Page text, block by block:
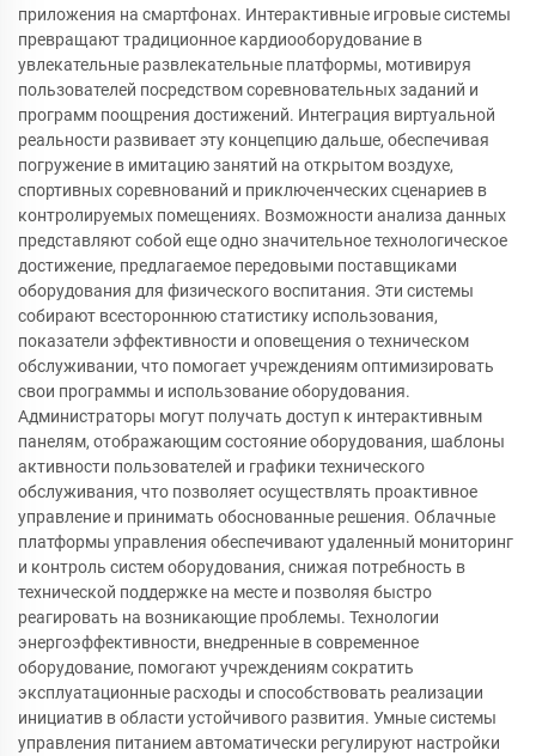
приложения на смартфонах. Интерактивные игровые системы
превращают традиционное кардиооборудование в
увлекательные развлекательные платформы, мотивируя
пользователей посредством соревновательных заданий и
программ поощрения достижений. Интеграция виртуальной
реальности развивает эту концепцию дальше, обеспечивая
погружение в имитацию занятий на открытом воздухе,
спортивных соревнований и приключенческих сценариев в
контролируемых помещениях. Возможности анализа данных
представляют собой еще одно значительное технологическое
достижение, предлагаемое передовыми поставщиками
оборудования для физического воспитания. Эти системы
собирают всестороннюю статистику использования,
показатели эффективности и оповещения о техническом
обслуживании, что помогает учреждениям оптимизировать
свои программы и использование оборудования.
Администраторы могут получать доступ к интерактивным
панелям, отображающим состояние оборудования, шаблоны
активности пользователей и графики технического
обслуживания, что позволяет осуществлять проактивное
управление и принимать обоснованные решения. Облачные
платформы управления обеспечивают удаленный мониторинг
и контроль систем оборудования, снижая потребность в
технической поддержке на месте и позволяя быстро
реагировать на возникающие проблемы. Технологии
энергоэффективности, внедренные в современное
оборудование, помогают учреждениям сократить
эксплуатационные расходы и способствовать реализации
инициатив в области устойчивого развития. Умные системы
управления питанием автоматически регулируют настройки